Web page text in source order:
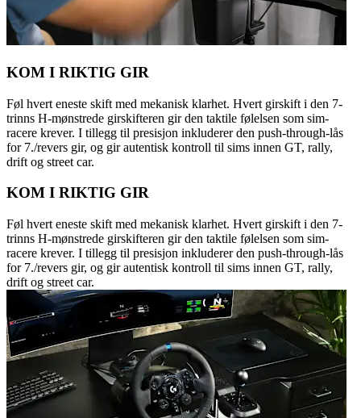
KOM I RIKTIG GIR
Føl hvert eneste skift med mekanisk klarhet. Hvert girskift i den 7-
trinns H-mønstrede girskifteren gir den taktile følelsen som sim-
racere krever. I tillegg til presisjon inkluderer den push-through-lås
for 7./revers gir, og gir autentisk kontroll til sims innen GT, rally,
drift og street car.
KOM I RIKTIG GIR
Føl hvert eneste skift med mekanisk klarhet. Hvert girskift i den 7-
trinns H-mønstrede girskifteren gir den taktile følelsen som sim-
racere krever. I tillegg til presisjon inkluderer den push-through-lås
for 7./revers gir, og gir autentisk kontroll til sims innen GT, rally,
drift og street car.